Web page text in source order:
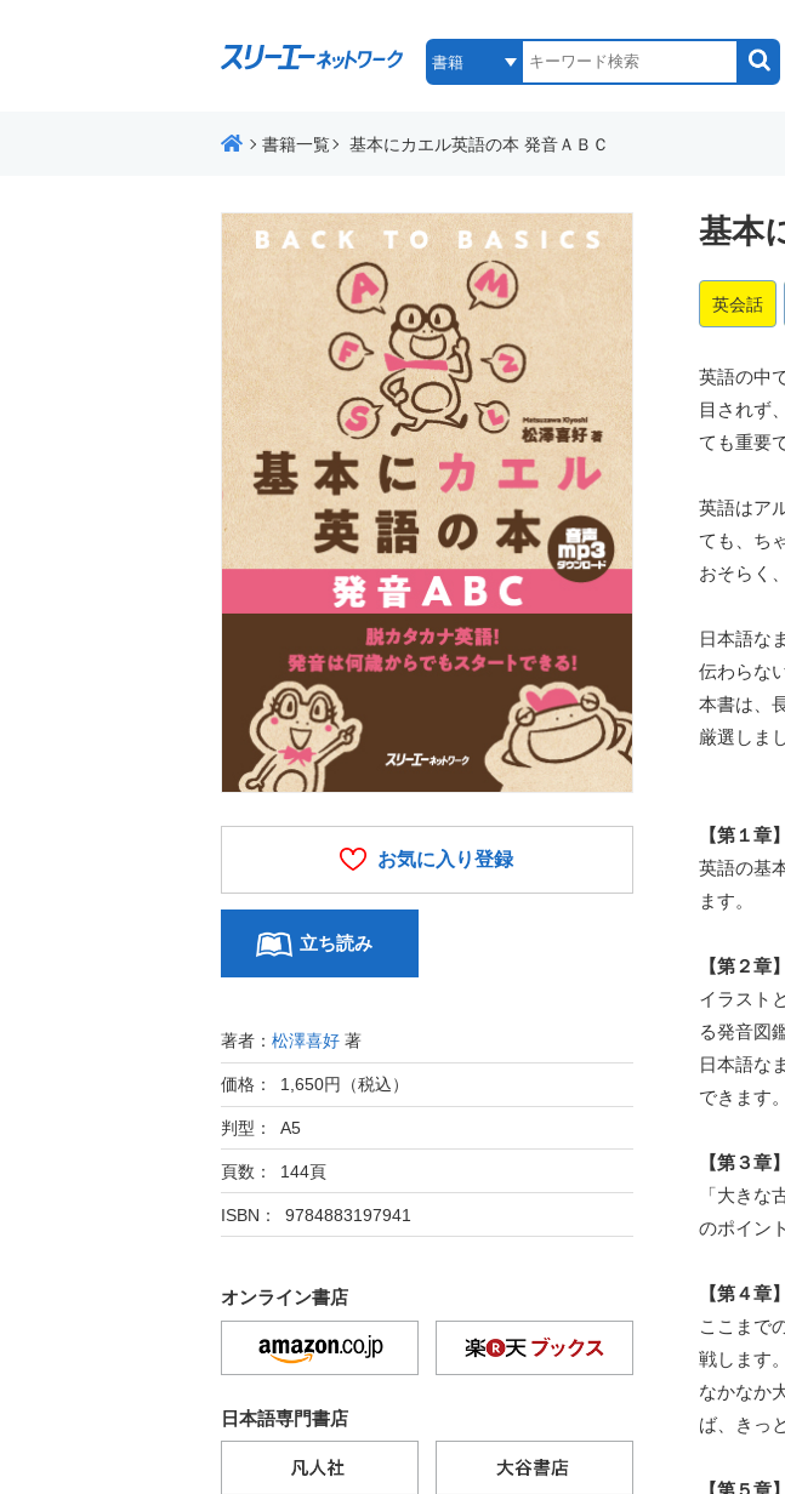
書籍一覧 基本にカエル英語の本 発音ＡＢＣ
基本
英会話
英語の中
目されず
ても重要
英語はア
ても、ち
おそらく
日本語な
伝わらな
本書は、
厳選しま
【第１章】
英語の基
ます。
【第２章】
イラスト
る発音図
日本語な
できます。
【第３章】
「大き
のポイン
【第４章】
ここまで
戦します。
なかなか
ば、きっ
お気に入り登録
立ち読み
著者： 松澤喜好 著
価格： 1,650円（税込）
判型： A5
頁数： 144頁
ISBN： 9784883197941
オンライン書店
日本語専門書店